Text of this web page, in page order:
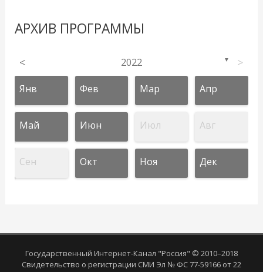
АРХИВ ПРОГРАММЫ
< 2022 ▼ >
Янв Фев Мар Апр
Май Июн Июл Авг
Сен Окт Ноя Дек
Государственный Интернет-Канал "Россия" © 2010–2018
Свидетельство о регистрации СМИ Эл № ФС 77-59166 от 22